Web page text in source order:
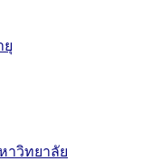
ยุ
าวิทยาลัย